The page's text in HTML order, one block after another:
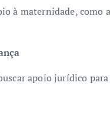
à maternidade,
apoio jurídico